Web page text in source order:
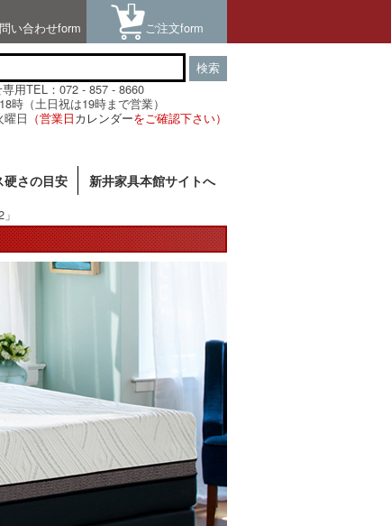
い合わせform ご注文form
検索
用TEL：072 - 857 - 8660
時（土日祝は19時まで営業）
日 （営業日カレンダーをご確認下さい）
硬さの目安
新井家具本館サイトへ